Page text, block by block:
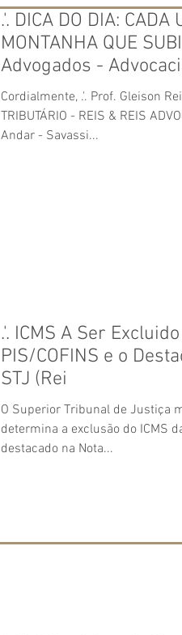
.'. DICA DO DIA: CADA
MONTANHA QUE
Advogados -
Cordialmente, .'. Prof. Gleison
TRIBUTÁRIO - REIS & REIS
Andar - Savassi...
.'. ICMS A Ser
PIS/COFINS e o
STJ (Rei
O Superior Tribunal de Justiça
determina a exclusão do ICMS
destacado na Nota...